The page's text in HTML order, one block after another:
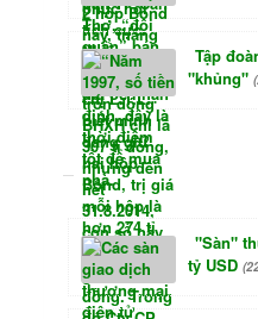
Tập
"khủng"
"Sàn"
tỷ USD